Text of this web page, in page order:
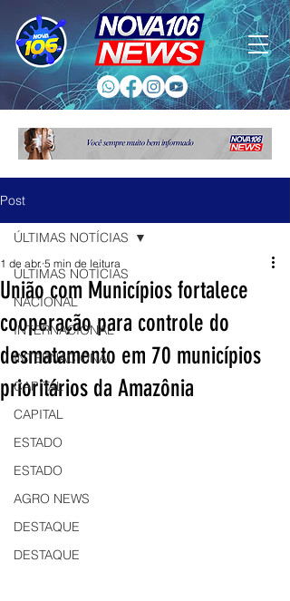
Post
ÚLTIMAS NOTÍCIAS
NACIONAL
INTERNACIONAL
INTERNACIONAL
CAPITAL
CAPITAL
ESTADO
ESTADO
AGRO NEWS
DESTAQUE
DESTAQUE
ÚLTIMAS NOTÍCIAS
União com Municípios fortalece
cooperação para controle do
desmatamento em 70 municípios
prioritários da Amazônia
1 de abr. 5 min de leitura